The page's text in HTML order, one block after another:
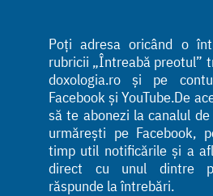
Poți adresa oricând o
rubricii „Întreabă preotul”
doxologia.ro și pe
Facebook și YouTube.De
să te abonezi la canalul de
urmărești pe Facebook,
timp util notificările și a
direct cu unul dintre
răspunde la întrebări.